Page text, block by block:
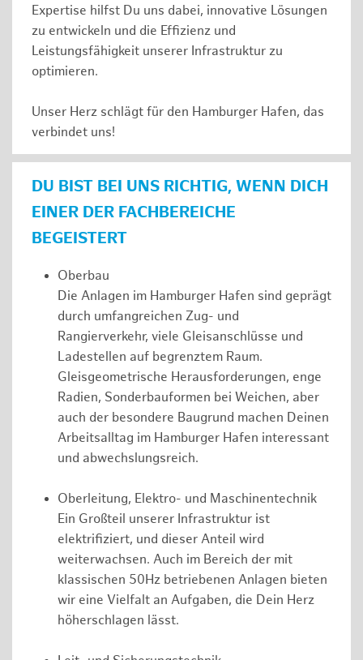
Expertise hilfst Du uns dabei, innovative Lösungen
zu entwickeln und die Effizienz und
Leistungsfähigkeit unserer Infrastruktur zu
optimieren.
Unser Herz schlägt für den Hamburger Hafen, das
verbindet uns!
DU BIST BEI UNS RICHTIG, WENN DICH
EINER DER FACHBEREICHE
BEGEISTERT
Oberbau
Die Anlagen im Hamburger Hafen sind geprägt
durch umfangreichen Zug- und
Rangierverkehr, viele Gleisanschlüsse und
Ladestellen auf begrenztem Raum.
Gleisgeometrische Herausforderungen, enge
Radien, Sonderbauformen bei Weichen, aber
auch der besondere Baugrund machen Deinen
Arbeitsalltag im Hamburger Hafen interessant
und abwechslungsreich.
Oberleitung, Elektro- und Maschinentechnik
Ein Großteil unserer Infrastruktur ist
elektrifiziert, und dieser Anteil wird
weiterwachsen. Auch im Bereich der mit
klassischen 50Hz betriebenen Anlagen bieten
wir eine Vielfalt an Aufgaben, die Dein Herz
höherschlagen lässt.